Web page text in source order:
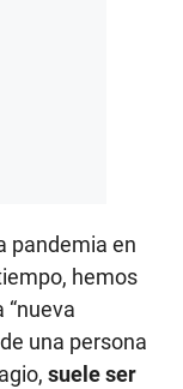
pandemia en
hemos
una persona
suele ser